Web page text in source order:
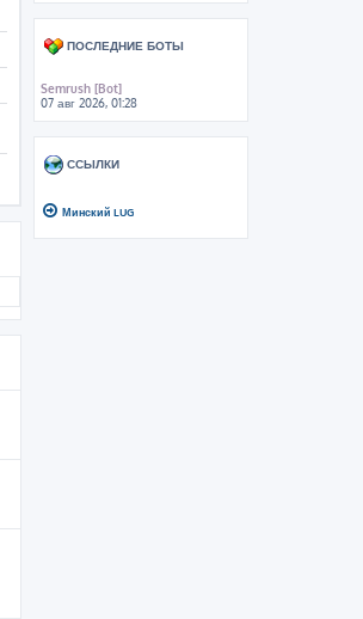
ПОСЛЕДНИЕ БОТЫ
Semrush [Bot]
07 авг 2026, 01:28
ССЫЛКИ
Минский LUG